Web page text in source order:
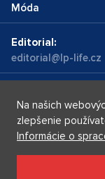
Móda
Editorial:
editorial@lp-life.cz
Luxury real estates
Na našich
zlepšenie
Informácie o